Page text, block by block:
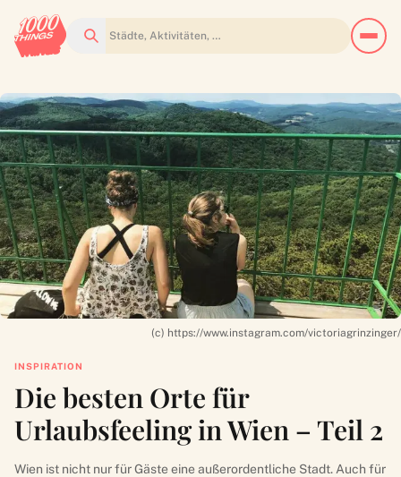
Suchen
(c) https://www.instagram.com/victoriagrinzinger/
INSPIRATION
Die besten Orte für
Urlaubsfeeling in Wien – Teil 2
Wien ist nicht nur für Gäste eine außerordentliche Stadt. Auch für